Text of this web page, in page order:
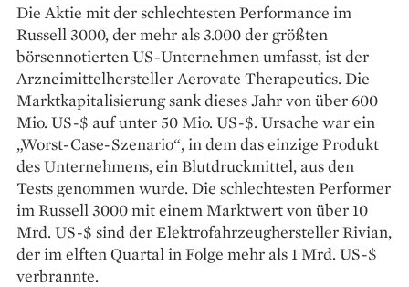
Die Aktie mit der schlechtesten Performance im
Russell 3000, der mehr als 3.000 der größten
börsennotierten US-Unternehmen umfasst, ist der
Arzneimittelhersteller Aerovate Therapeutics. Die
Marktkapitalisierung sank dieses Jahr von über 600
Mio. US-$ auf unter 50 Mio. US-$. Ursache war ein
„Worst-Case-Szenario“, in dem das einzige Produkt
des Unternehmens, ein Blutdruckmittel, aus den
Tests genommen wurde. Die schlechtesten Performer
im Russell 3000 mit einem Marktwert von über 10
Mrd. US-$ sind der Elektrofahrzeughersteller Rivian,
der im elften Quartal in Folge mehr als 1 Mrd. US-$
verbrannte.